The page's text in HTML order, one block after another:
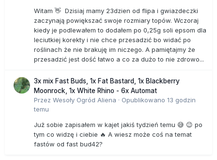
Witam 👋 Dzisiaj mamy 23dzien od flipa i gwiazdeczki
zaczynają powiększać swoje rozmiary topów. Wczoraj
kiedy je podlewałem to dodałem po 0,25g soli epsom dla
leciutkiej korekty i nie chce przesadzić bo widać po
roślinach że nie brakuję im niczego. A pamiętajmy że
przesadzić jest dość łatwo a co za dużo to nie zdrowo...
3x mix Fast Buds, 1x Fat Bastard, 1x Blackberry
Moonrock, 1x White Rhino - 6x Automat
Przez Wesoły Ogród Aliena · Opublikowano 13 godzin
temu
Już sobie zapisałem w kajet jakiś tydzień temu 😅 😉 po
tym co widzę i ciebie 🔥 A wiesz może coś na temat
fastów od fast bud42?